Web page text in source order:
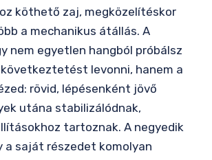
köthető zaj, megközelítéskor
a mechanikus átállás. A
nem egyetlen hangból próbálsz
levonni, hanem a
rövid, lépésenként jövő
utána stabilizálódnak,
tartoznak. A negyedik
a saját részedet komolyan